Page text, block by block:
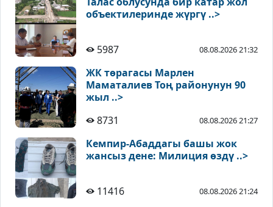
объектилеринде жүргү ..>
5987 08.08.2026 21:32
ЖК төрагасы Марлен
Маматалиев Тоң районунун 90
жыл ..>
8731
08.08.2026 21:27
Кемпир-Абаддагы башы жок
жансыз дене: Милиция өздү ..>
11416 08.08.2026 21:24